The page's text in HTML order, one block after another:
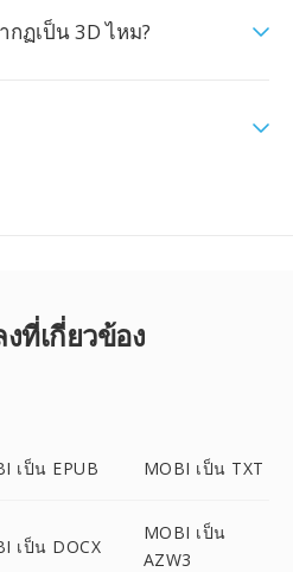
ฏเป็น 3D ไหม?
ที่เกี่ยวข้อง
เป็น EPUB MOBI เป็น TXT
เป็น DOCX
MOBI เป็น
AZW3